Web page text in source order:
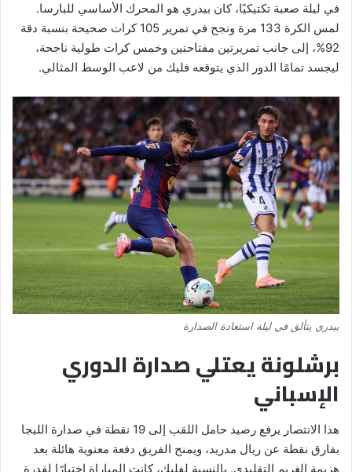
في ليلة صعبة تكتيكيًا، كان بيدري هو المحرك الأساسي للبارسا.
لمس الكرة 133 مرة ونجح في تمرير 105 كرات صحيحة بنسبة دقة
92%، إلى جانب تمريرتين مفتاحتين وخمس كرات طولية ناجحة،
ليجسد تمامًا الدور الذي يتوقعه فليك من لاعب الوسط المثالي.
بيدري يتألق في ليلة استعادة الصدارة
برشلونة يعتلي صدارة الدوري
الإسباني
هذا الانتصار يرفع رصيد حامل اللقب إلى 19 نقطة في صدارة الليجا
بفارق نقطة عن ريال مدريد، ويمنح الفريق دفعة معنوية هائلة بعد
هزيمة الغريم التقليدي. بالنسبة لفليك، كانت المباراة اختبارًا لقدرة